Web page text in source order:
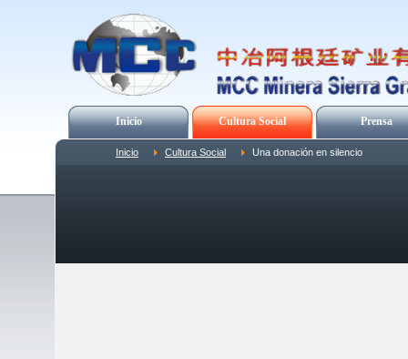
Inicio Cultura Social Prensa
Inicio Cultura Social Una donación en silencio